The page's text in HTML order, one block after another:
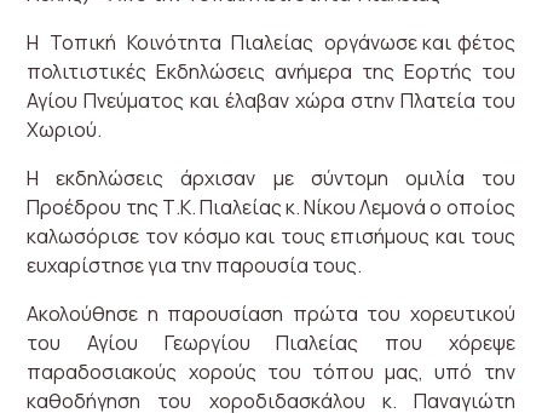
Η Τοπική Κοινότητα Πιαλείας οργάνωσε και φέτος
πολιτιστικές Εκδηλώσεις ανήμερα της Εορτής του
Αγίου Πνεύματος και έλαβαν χώρα στην Πλατεία του
Χωριού.
Η εκδηλώσεις άρχισαν με σύντομη ομιλία του
Προέδρου της Τ.Κ. Πιαλείας κ. Νίκου Λεμονά ο οποίος
καλωσόρισε τον κόσμο και τους επισήμους και τους
ευχαρίστησε για την παρουσία τους.
Ακολούθησε η παρουσίαση πρώτα του χορευτικού
του Αγίου Γεωργίου Πιαλείας που χόρεψε
παραδοσιακούς χορούς του τόπου μας, υπό την
καθοδήγηση του χοροδιδασκάλου κ. Παναγιώτη